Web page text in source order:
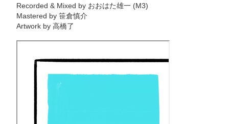
Recorded & Mixed by おおはた雄一 (M3)
Mastered by 笹倉慎介
Artwork by 高橋了